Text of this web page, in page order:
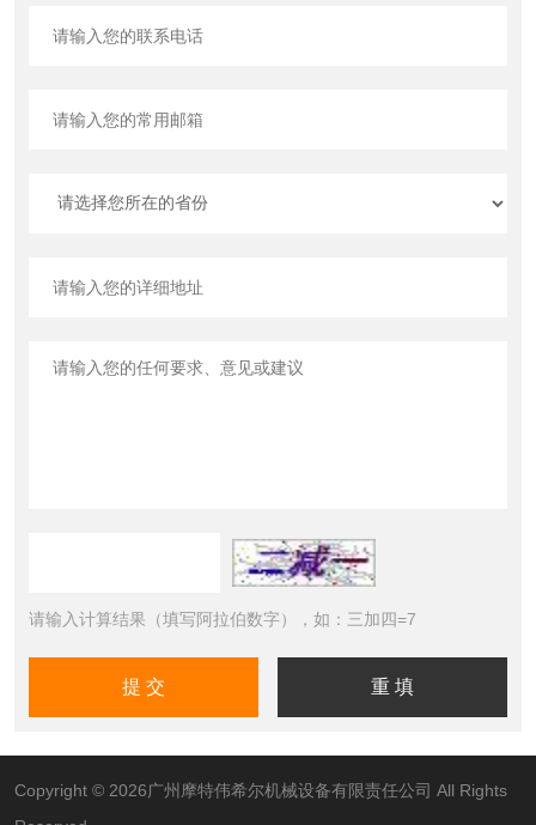
请输入计算结果（填写阿拉伯数字），如：三加四=7
Copyright © 2026广州摩特伟希尔机械设备有限责任公司 All Rights